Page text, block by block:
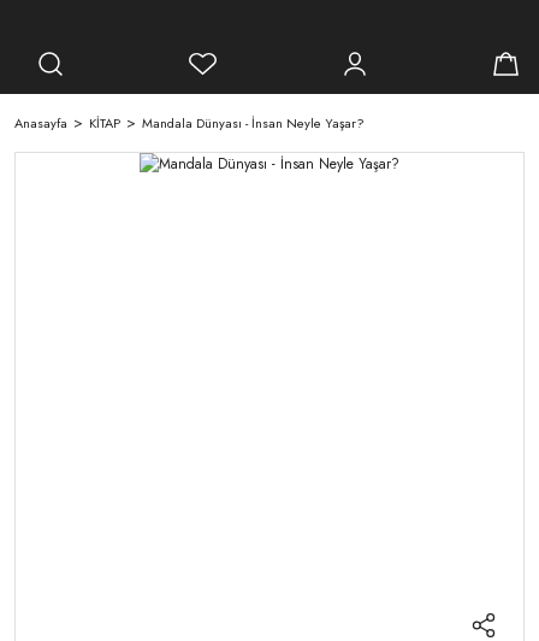
Anasayfa KİTAP Mandala Dünyası - İnsan Neyle Yaşar?